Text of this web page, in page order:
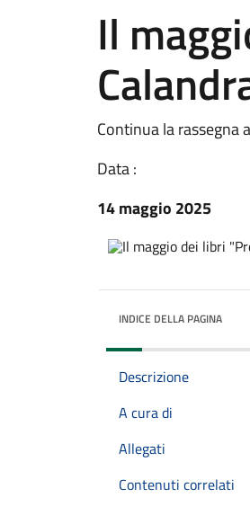
Il
Continua la rassegna
Data :
14 maggio 2025
INDICE DELLA PAGINA
Descrizione
A cura di
Allegati
Contenuti correlati